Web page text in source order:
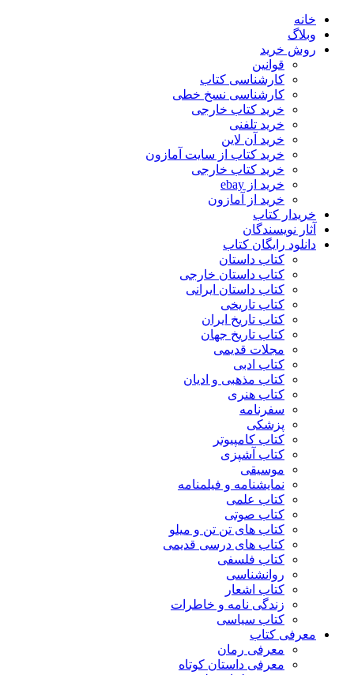
خانه
وبلاگ
روش خرید
قوانین
کارشناسی کتاب
کارشناسی نسخ خطی
خرید کتاب خارجی
خرید تلفنی
خرید آن لاین
خرید کتاب از سایت آمازون
خرید کتاب خارجی
خرید از ebay
خرید از آمازون
خریدار کتاب
آثار نویسندگان
دانلود رایگان کتاب
کتاب داستان
کتاب داستان خارجی
کتاب داستان ایرانی
کتاب تاریخی
کتاب تاریخ ایران
کتاب تاریخ جهان
مجلات قدیمی
کتاب ادبی
کتاب مذهبی و ادیان
کتاب هنری
سفرنامه
پزشکی
کتاب کامپیوتر
کتاب آشپزی
موسیقی
نمایشنامه و فیلمنامه
کتاب علمی
کتاب صوتی
کتاب های تن تن و میلو
کتاب های درسی قدیمی
کتاب فلسفی
روانشناسی
کتاب اشعار
زندگی نامه و خاطرات
کتاب سیاسی
معرفی کتاب
معرفی رمان
معرفی داستان کوتاه